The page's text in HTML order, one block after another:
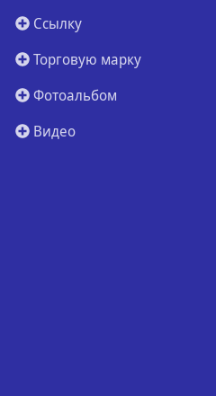
Ссылку
Торговую марку
Фотоальбом
Видео